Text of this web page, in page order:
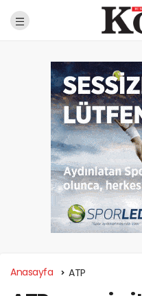
Anasayfa ATP